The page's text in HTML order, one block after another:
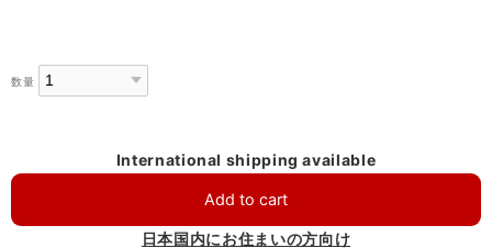
数量
International shipping available
Add to cart
日本国内にお住まいの方向け